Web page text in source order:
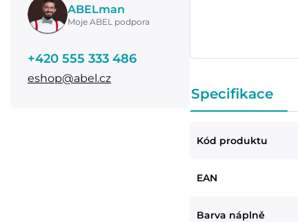
ABELman
Moje ABEL podpora
+420 555 333 486
eshop@abel.cz
Specifikace
Kód produktu
EAN
Barva náplně